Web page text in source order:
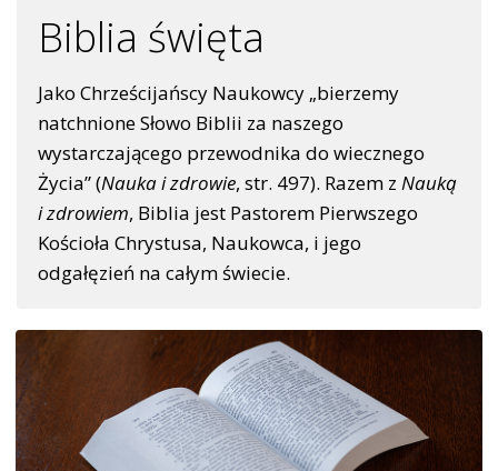
Biblia święta
Jako Chrześcijańscy Naukowcy „bierzemy
natchnione Słowo Biblii za naszego
wystarczającego przewodnika do wiecznego
Życia” (Nauka i zdrowie, str. 497). Razem z Nauką
i zdrowiem, Biblia jest Pastorem Pierwszego
Kościoła Chrystusa, Naukowca, i jego
odgałęzień na całym świecie.